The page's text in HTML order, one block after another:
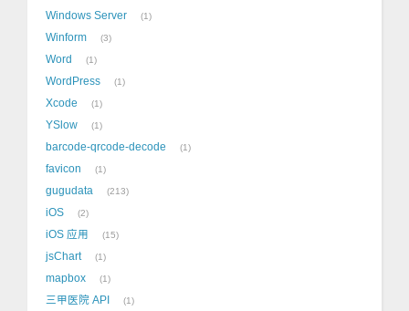
Windows Server 1
Winform 3
Word 1
WordPress 1
Xcode 1
YSlow 1
barcode-qrcode-decode 1
favicon 1
gugudata 213
iOS 2
iOS 应用 15
jsChart 1
mapbox 1
三甲医院 API 1